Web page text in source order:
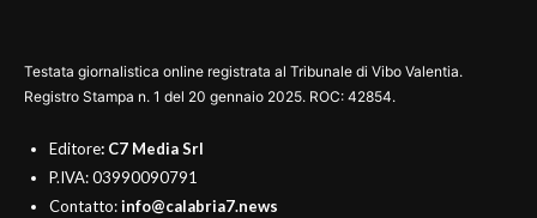
Testata giornalistica online registrata al Tribunale di Vibo Valentia.
Registro Stampa n. 1 del 20 gennaio 2025. ROC: 42854.
Editore: C7 Media Srl
P.IVA: 03990090791
Contatto:info@calabria7.news